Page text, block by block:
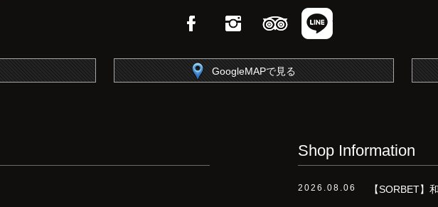
Facebook Instagram TripAdvisorLINE
GoogleMAPで見る
Shop Information
2026.08.06 【SORBET】